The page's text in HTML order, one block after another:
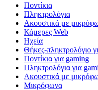
Ποντίκια
Πληκτρολόγια
Ακουστικά με
Κάμερες Web
Ηχεία
Θήκες-πληκτρολόγιο
Ποντίκια για gaming
Πληκτρολόγια για
Ακουστικά με
Μικρόφωνα